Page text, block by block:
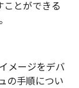
ことができる
メージをデバ
の手順につい